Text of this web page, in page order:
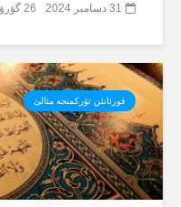
31 دسامبر 2024 26 گؤرۆنتۆلنمە
قورئانئن تۆرکمنجە مئالئ